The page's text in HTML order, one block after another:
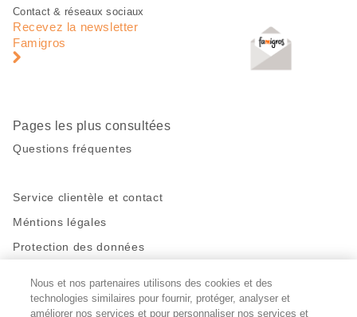
Pied
page
Navigation
pied
Contact & réseaux sociaux
Recevez la newsletter
Famigros
Pages les plus consultées
Questions fréquentes
Service clientèle et contact
Méntions légales
Protection des données
Restez en contact!
Nous et nos partenaires utilisons des cookies et des
technologies similaires pour fournir, protéger, analyser et
améliorer nos services et pour personnaliser nos services et